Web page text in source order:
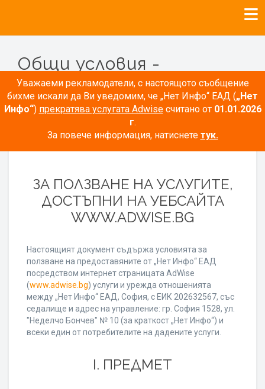
Уважаеми рекламодатели, с настоящото съобщение
бихме искали да Ви уведомим, че „Нет Инфо“ ЕАД („Нет
Инфо“) прекратява услугата Adwiseсчитано от 01.01.2026
г.
За повече информация, натиснете тук.
Общи условия -
Рекламодатели
ОБЩИ УСЛОВИЯ
ЗА ПОЛЗВАНЕ НА УСЛУГИТЕ,
ДОСТЪПНИ НА УЕБСАЙТА
WWW.ADWISE.BG
Настоящият документ съдържа условията за
ползване на предоставяните от „Нет Инфо“ ЕАД
посредством интернет страницата AdWise
(www.adwise.bg) услуги и урежда отношенията
между „Нет Инфо“ ЕАД, София, с ЕИК 202632567, със
седалище и адрес на управление: гр. София 1528, ул.
"Неделчо Бончев" № 10 (за краткост „Нет Инфо“) и
всеки един от потребителите на дадените услуги.
І. ПРЕДМЕТ